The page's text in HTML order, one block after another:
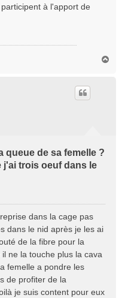
à l'apport de
queue de sa femelle ?
j'ai trois oeuf dans le
dans la cage pas
dans le nid après je les ai
de la fibre pour la
ne la touche plus la cava
femelle a pondre les
de profiter de la
je suis content pour eux